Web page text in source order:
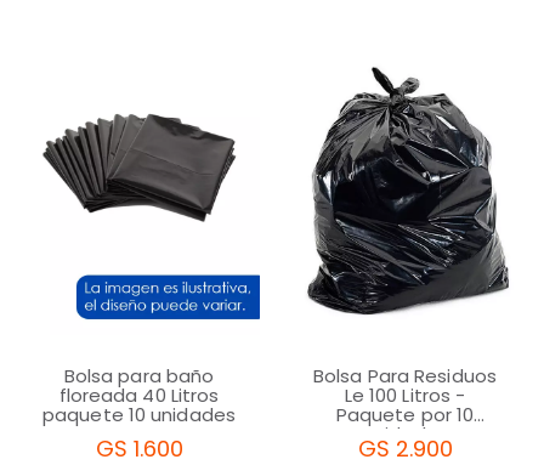
Bolsa para baño
floreada 40 Litros
paquete 10 unidades
GS 1.600
Bolsa Para Residuos
Le 100 Litros -
Paquete por 10
Unidades
GS 2.900